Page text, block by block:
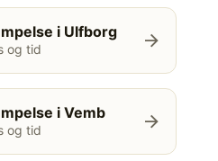
i Ulfborg
og tid arrow_forward
i Vemb
og tid arrow_forward